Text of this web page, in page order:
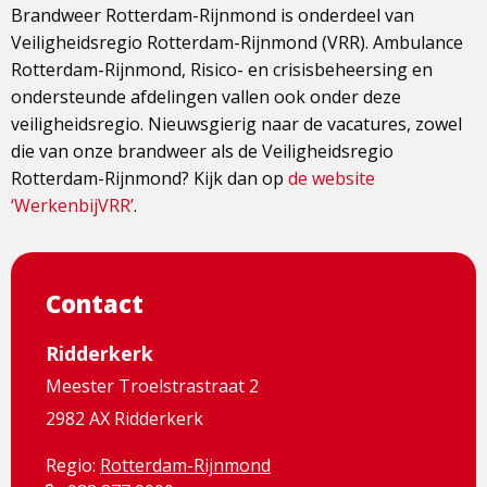
Brandweer Rotterdam-Rijnmond is onderdeel van
Veiligheidsregio Rotterdam-Rijnmond (VRR). Ambulance
Rotterdam-Rijnmond, Risico- en crisisbeheersing en
ondersteunde afdelingen vallen ook onder deze
veiligheidsregio. Nieuwsgierig naar de vacatures, zowel
die van onze brandweer als de Veiligheidsregio
Rotterdam-Rijnmond? Kijk dan op de website
‘WerkenbijVRR’.
Contact
Ridderkerk
Meester Troelstrastraat 2
2982 AX Ridderkerk
Regio: Rotterdam-Rijnmond